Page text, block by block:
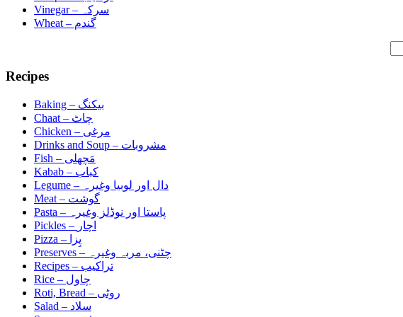
Vinegar –
سرکہ
Wheat – گندم
Recipes
Baking – بیکنگ
Chaat – چاٹ
Chicken – مرغی
Drinks and Soup – مشروبات
Fish – مَچھلی
Kabab – کباب
Legume –
دال اور لوبیا وغیرہ
Meat – گوشت
Pasta –
پاستا اور نوڈلز وغیرہ
Pickles – اچار
Pizza –
پِزا
Preserves –
چٹنی، مربہ وغیرہ
Recipes – تراکیب
Rice – چاول
Roti, Bread – روٹی
Salad – سلاد